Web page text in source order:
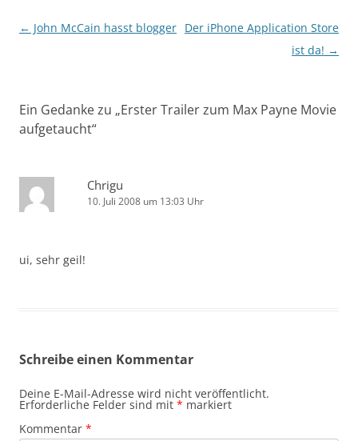
Beitragsnavigation
← John McCain hasst blogger Der iPhone Application Store
ist da! →
Ein Gedanke zu „Erster Trailer zum Max Payne Movie
aufgetaucht“
Chrigu
10. Juli 2008 um 13:03 Uhr
ui, sehr geil!
Schreibe einen Kommentar
Deine E-Mail-Adresse wird nicht veröffentlicht.
Erforderliche Felder sind mit * markiert
Kommentar *